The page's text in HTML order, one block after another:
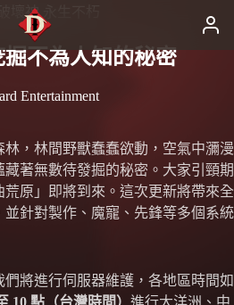
壞神 永生不朽
不為人知的秘密
Entertainment
，林間野獸蠢蠢欲動，空氣中瀰漫
著無數待發掘的秘密。大家引頸期
原」即將到來。這次更新將帶來全
針對製作、魔寵、先鋒等多個系統
將進行伺服器維護，各地區時間如
10 點（台灣時間） 進行大洋洲、中